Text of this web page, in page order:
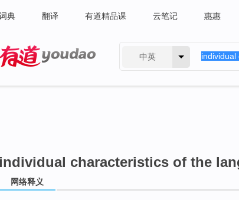
典 翻译 有道精品课 云笔记 惠惠
中英
individual characteristics of the
网络释义